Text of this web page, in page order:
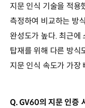
지문 인식 기술을 적용
측정하여 비교하는 방
완성도가 높다. 최근에
탑재를 위해 다른 방식
지문 인식 속도가 가장
Q. GV60의 지문 인증